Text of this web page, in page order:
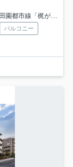
市線「梶が谷」駅 徒歩22分
バルコニー